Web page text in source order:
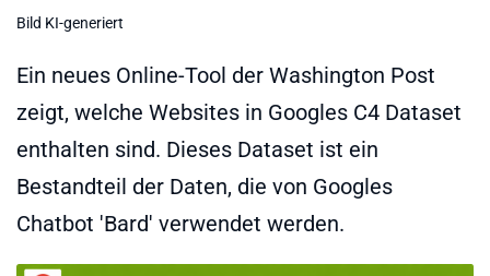
Bild KI-generiert
Ein neues Online-Tool der Washington Post
zeigt, welche Websites in Googles C4 Dataset
enthalten sind. Dieses Dataset ist ein
Bestandteil der Daten, die von Googles
Chatbot 'Bard' verwendet werden.